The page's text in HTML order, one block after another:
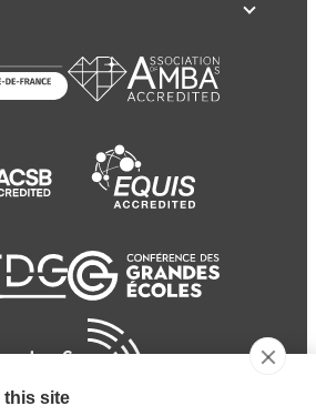
this site